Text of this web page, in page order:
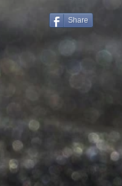
Share